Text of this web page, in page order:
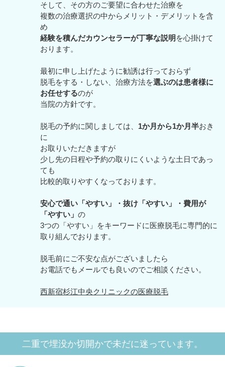
そして、その方のご要望に合わせた治療を
複数の治療選択の中からメリット・デメリットを含
め
経験を積んだカウンセラーが丁寧な説明 を心掛けて
おります。
最初に申し上げたように勧誘は行っておらず
脱毛をする・しない、治療方法を選ぶのは患者様に
お任せするのが
当院の方針です。
脱毛の予約に関しましては、 1か月から1か月半おき
に
お取りいただきますが
少し先の日程や予約の取りにくいような土日であっ
ても
比較的取りやすくなっております。
安心で通い「やすい」・抜け「やすい」・費用が
「やすい」 の
3つの「やすい」をキーワードに医療脱毛に専門的に
取り組んでおります。
脱毛前にご不安な点がございましたら
お電話でもメールでも良いのでご相談ください。
西新宿杉江中央クリニックの医療脱毛
二重で埋没か切開かで未だに迷っています。